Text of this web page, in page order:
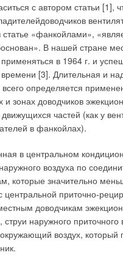
с автором статьи [1],
статье «фанкойлами»,
В нашей стране
в 1964 г. и
[3]. Длительная и
определяется
зонах доводчиков
частей (как у
в фанкойлах).
в центральном
воздуха по
которые значительно
центральной приточно-
доводчикам
наружного приточного
воздух, который
числе и в России,
сервисное обслуживание
оборудования.
потребителюBUDERUS
техники. В 2003 г. концерн
«Роберт Бош ГмбХ» (Robert
подразделение концерна по
техники Buderus
в BBT Thermotechnik
GmbH). Оборот BBT
2,6 млрд евро.